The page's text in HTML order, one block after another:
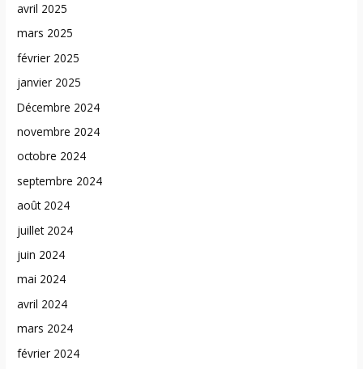
avril 2025
mars 2025
février 2025
janvier 2025
Décembre 2024
novembre 2024
octobre 2024
septembre 2024
août 2024
juillet 2024
juin 2024
mai 2024
avril 2024
mars 2024
février 2024